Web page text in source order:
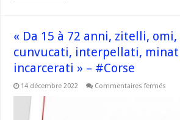
« Da 15 à 72 anni, zitelli,
cunvucati, interpellati,
incarcerati » – #Corse
14 décembre 2022 Commentaires fermés